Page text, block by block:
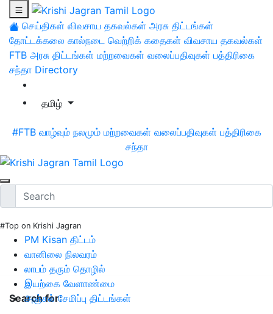
செய்திகள் விவசாய தகவல்கள் அரசு திட்டங்கள்
தோட்டக்கலை கால்நடை வெற்றிக் கதைகள் விவசாய தகவல்கள்
FTB அரசு திட்டங்கள் மற்றவைகள் வலைப்பதிவுகள் பத்திரிகை
சந்தா Directory
தமிழ்
#FTB வாழ்வும் நலமும் மற்றவைகள் வலைப்பதிவுகள் பத்திரிகை
சந்தா
#Top on Krishi Jagran
PM Kisan திட்டம்
வானிலை நிலவரம்
லாபம் தரும் தொழில்
இயற்கை வேளாண்மை
அஞ்சல் சேமிப்பு திட்டங்கள்
Search for: